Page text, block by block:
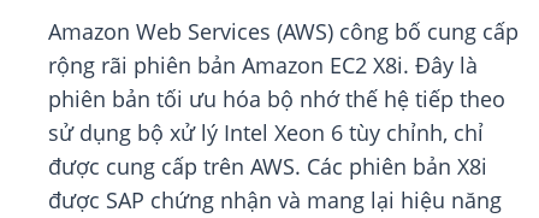
Amazon Web Services (AWS) công bố cung cấp
rộng rãi phiên bản Amazon EC2 X8i. Đây là
phiên bản tối ưu hóa bộ nhớ thế hệ tiếp theo
sử dụng bộ xử lý Intel Xeon 6 tùy chỉnh, chỉ
được cung cấp trên AWS. Các phiên bản X8i
được SAP chứng nhận và mang lại hiệu năng